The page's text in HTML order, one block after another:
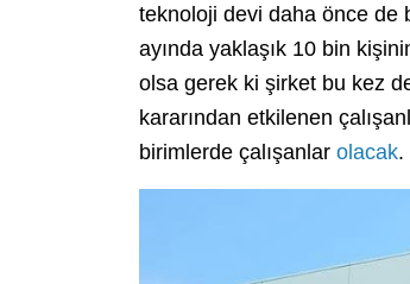
teknoloji devi daha önce de
ayında yaklaşık 10 bin
olsa gerek ki şirket bu kez
kararından etkilenen
birimlerde çalışanlar olacak.